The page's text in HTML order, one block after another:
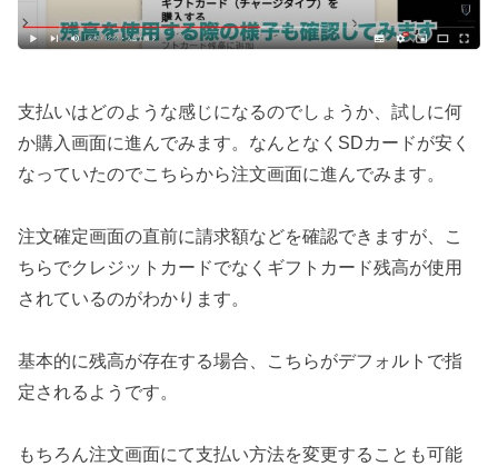
支払いはどのような感じになるのでしょうか、試しに何
か購入画面に進んでみます。なんとなくSDカードが安く
なっていたのでこちらから注文画面に進んでみます。
注文確定画面の直前に請求額などを確認できますが、こ
ちらでクレジットカードでなくギフトカード残高が使用
されているのがわかります。
基本的に残高が存在する場合、こちらがデフォルトで指
定されるようです。
もちろん注文画面にて支払い方法を変更することも可能